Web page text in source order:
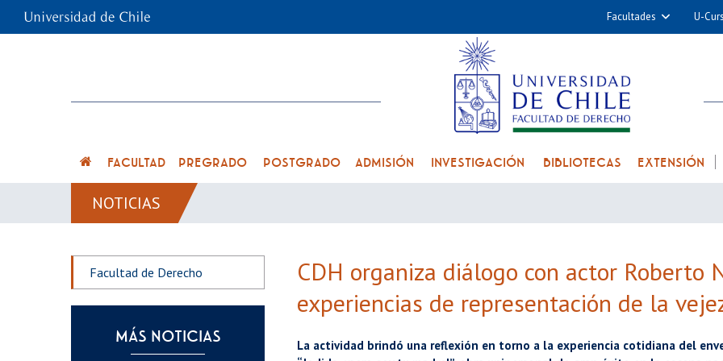
Facultades
Cs. Químicas y
Medicina
Nutrición y
Alimentos
U-
FACULTAD PREGRADO POSTGRADO ADMISIÓN INVESTIGACIÓN BIBLIOTECAS EXTENSIÓN
NOTICIAS
Facultad de Derecho
MÁS NOTICIAS
CDH organiza diálogo con actor Roberto
experiencias de representación de la
La actividad brindó una reflexión en torno a la experiencia cotidiana del